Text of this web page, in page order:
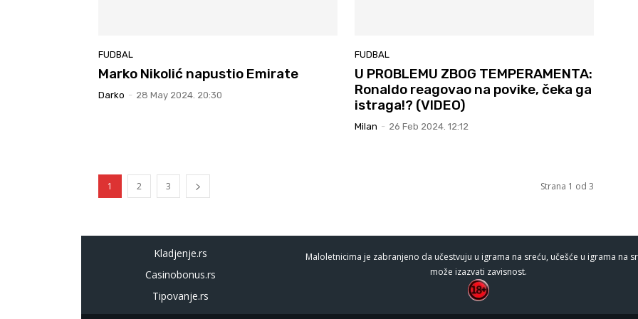
FUDBAL
Marko Nikolić napustio Emirate
Darko - 28 May 2024. 20:30
FUDBAL
U PROBLEMU ZBOG TEMPERAMENTA:
Ronaldo reagovao na povike, čeka ga
istraga!? (VIDEO)
Milan - 26 Feb 2024. 12:12
1 2 3 Strana 1 od 3
Kladjenje.rs
Casinobonus.rs
Tipovanje.rs
Maloletnicima je zabranjeno da učestvuju u igrama na sreću, učešće u igrama na
može izazvati zavisnost.